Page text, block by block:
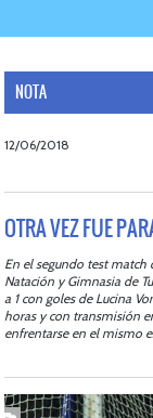
NOTA
12/06/2018
OTRA VEZ FUE
En el segundo test match
Natación y Gimnasia de
a 1 con goles de Lucina
horas y con transmisión
enfrentarse en el mismo